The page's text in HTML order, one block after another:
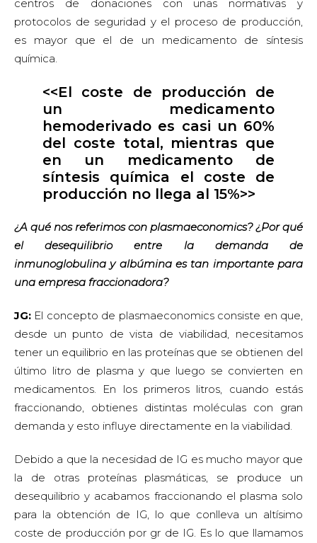
centros de donaciones con unas normativas y
protocolos de seguridad y el proceso de producción,
es mayor que el de un medicamento de síntesis
química.
<<El coste de producción de
un medicamento
hemoderivado es casi un 60%
del coste total, mientras que
en un medicamento de
síntesis química el coste de
producción no llega al 15%>>
¿A qué nos referimos con plasmaeconomics? ¿Por qué
el desequilibrio entre la demanda de
inmunoglobulina y albúmina es tan importante para
una empresa fraccionadora?
JG: El concepto de plasmaeconomics consiste en que,
desde un punto de vista de viabilidad, necesitamos
tener un equilibrio en las proteínas que se obtienen del
último litro de plasma y que luego se convierten en
medicamentos. En los primeros litros, cuando estás
fraccionando, obtienes distintas moléculas con gran
demanda y esto influye directamente en la viabilidad.
Debido a que la necesidad de IG es mucho mayor que
la de otras proteínas plasmáticas, se produce un
desequilibrio y acabamos fraccionando el plasma solo
para la obtención de IG, lo que conlleva un altísimo
coste de producción por gr de IG. Es lo que llamamos